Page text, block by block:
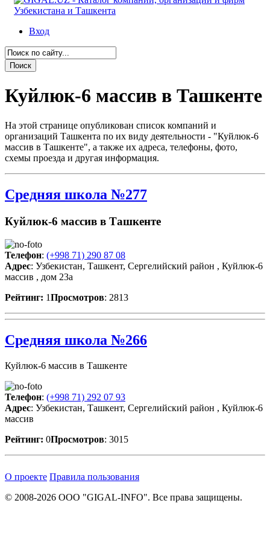
Вход
Куйлюк-6 массив в Ташкенте
На этой странице опубликован список компаний и
организаций Ташкента по их виду деятельности - "Куйлюк-6
массив в Ташкенте", а также их адреса, телефоны, фото,
схемы проезда и другая информация.
Средняя школа №277
Куйлюк-6 массив в Ташкенте
Телефон: (+998 71) 290 87 08
Адрес: Узбекистан, Ташкент, Сергелийский район , Куйлюк-6
массив , дом 23а
Рейтинг: 1Просмотров: 2813
Средняя школа №266
Куйлюк-6 массив в Ташкенте
Телефон: (+998 71) 292 07 93
Адрес: Узбекистан, Ташкент, Сергелийский район , Куйлюк-6
массив
Рейтинг: 0Просмотров: 3015
О проекте Правила пользования
© 2008-2026 ООО "GIGAL-INFO". Все права защищены.